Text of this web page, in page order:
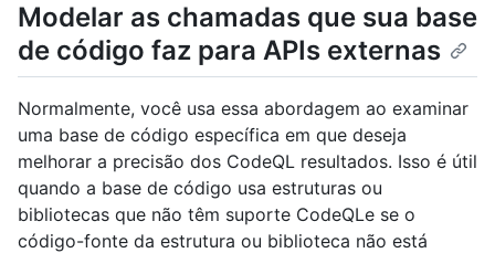
Modelar as chamadas que sua base
de código faz para APIs externas
Normalmente, você usa essa abordagem ao examinar
uma base de código específica em que deseja
melhorar a precisão dos CodeQL resultados. Isso é útil
quando a base de código usa estruturas ou
bibliotecas que não têm suporte CodeQLe se o
código-fonte da estrutura ou biblioteca não está